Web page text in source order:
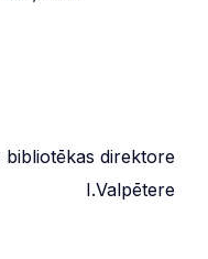
bibliotēkas direktore
I.Valpētere